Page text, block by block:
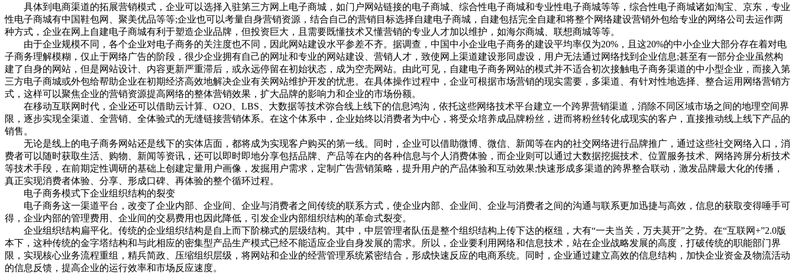
具体到电商渠道的拓展营销模式，企业可以选择入驻第三方网上电子商城，如门户网站链接的电子商城、综合性电子商城和专业性电子商城等等，综合性电子商城诸如淘宝、京东，专业
性电子商城有中国鞋包网、聚美优品等等;企业也可以考量自身营销资源，结合自己的营销目标选择自建电子商城，自建包括完全自建和将整个网络建设营销外包给专业的网络公司去运作两
种方式，企业在网上自建电子商城有利于塑造企业品牌，但投资巨大，且需要既懂技术又懂营销的专业人才加以维护，如海尔商城、联想商城等等。
由于企业规模不同，各个企业对电子商务的关注度也不同，因此网站建设水平参差不齐。据调查，中国中小企业电子商务的建设平均率仅为20%，且这20%的中小企业大部分存在着对电
子商务理解模糊，仅止于网络广告的阶段，很少企业拥有自己的网址和专业的网站建设、营销人才，致使网上渠道建设形同虚设，用户无法通过网络找到企业信息;甚至有一部分企业虽然构
建了自身的网站，但是网站设计、内容更新严重滞后，或永远停留在初始状态，成为空壳网站。由此可见，自建电子商务网站的模式并不适合初次接触电子商务渠道的中小型企业，而接入第
三方电子商城或外包给帮助企业在初期经济高效地解决企业有关网站维护开发的忧患。在具体操作过程中，企业可根据市场营销的现实需要，多渠道、有针对性地选择、整合运用网络营销方
式，这样可以聚焦企业的营销资源提高网络的整体营销效果，扩大品牌的影响力和企业的市场份额。
在移动互联网时代，企业还可以借助云计算、O2O、LBS、大数据等技术弥合线上线下的信息鸿沟，依托这些网络技术平台建立一个跨界营销渠道，消除不同区域市场之间的地理空间界
限，逐步实现全渠道、全营销、全体验式的无缝链接营销体系。在这个体系中，企业始终以消费者为中心，将受众培养成品牌粉丝，进而将粉丝转化成现实的客户，直接推动线上线下产品的
销售。
无论是线上的电子商务网站还是线下的实体店面，都将成为实现客户购买的第一线。同时，企业可以借助微博、微信、新闻等在内的社交网络进行品牌推广，通过这些社交网络入口，消
费者可以随时获取生活、购物、新闻等资讯，还可以即时即地分享包括品牌、产品等在内的各种信息与个人消费体验，而企业则可以通过大数据挖掘技术、位置服务技术、网络跨屏分析技术
等技术手段，在前期定性调研的基础上创建定量用户画像，发掘用户需求，定制广告营销策略，提升用户的产品体验和互动效果;快速形成多渠道的跨界整合联动，激发品牌最大化的传播，
真正实现消费者体验、分享、形成口碑、再体验的整个循环过程。
电子商务模式下企业组织结构的裂变
电子商务这一渠道平台，改变了企业内部、企业间、企业与消费者之间传统的联系方式，使企业内部、企业间、企业与消费者之间的沟通与联系更加迅捷与高效，信息的获取变得唾手可
得，企业内部的管理费用、企业间的交易费用也因此降低，引发企业内部组织结构的革命式裂变。
企业组织结构扁平化。传统的企业组织结构是自上而下阶梯式的层级结构。其中，中层管理者队伍是整个组织结构上传下达的枢纽，大有“一夫当关，万夫莫开”之势。在“互联网+”2.0版
本下，这种传统的金字塔结构和与此相应的密集型产品生产模式已经不能适应企业自身发展的需求。所以，企业要利用网络和信息技术，站在企业战略发展的高度，打破传统的职能部门界
限，实现核心业务流程重组，精兵简政、压缩组织层级，将网站和企业的经营管理系统紧密结合，形成快速反应的电商系统。同时，企业通过建立高效的信息结构，加快企业资金及物流活动
的信息反馈，提高企业的运行效率和市场反应速度。